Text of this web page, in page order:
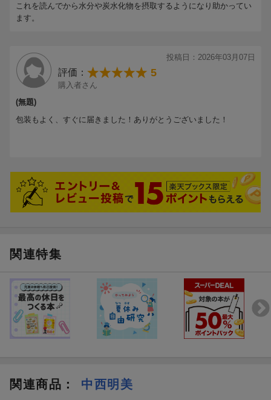
「これしか食べられない」から、「これも食べられる」に！
オールカラーイラスト図解で楽しく学べる、こどものための本格
的な栄養学の本です。
な？ 宇宙人ってどこにいる？
宇宙開発はどんどん進み、最近は民間の宇宙旅行まで登場してい
ます。
どんどん身近になってきているからこそ、宇宙の知識は欠かせま
せん。
分にとって必要な未来の宇宙を想像できるようになるかもしれま
これを読んでから水分や炭水化物を摂取するようになり助かってい
ます。
投稿日：2026年03月07日
評価： 5
購入者さん
(無題)
包装もよく、すぐに届きました！ありがとうございました！
関連特集
関連商品 ： 中西明美